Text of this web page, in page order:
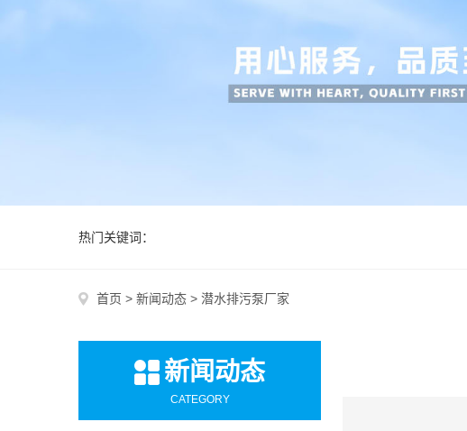
热门关键词：
首页 > 新闻动态 > 潜水排污泵厂家
新闻动态
CATEGORY